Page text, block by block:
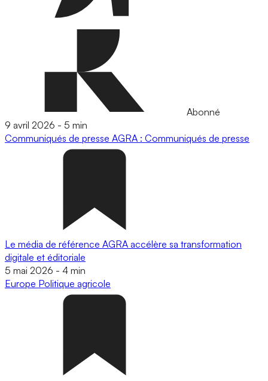
Abonné
9 avril 2026 - 5 min
Communiqués de presse AGRA : Communiqués de presse
Le média de référence AGRA accélère sa transformation
digitale et éditoriale
5 mai 2026 - 4 min
Europe Politique agricole